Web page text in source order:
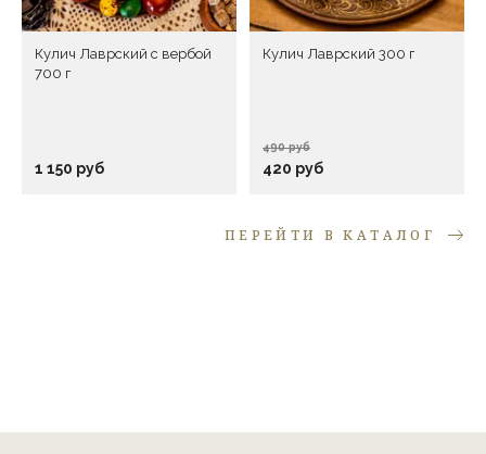
Перед публикацией отзывы проходят модерацию
ПЕРЕЙТИ В КАТАЛОГ
Кулич Лаврский с вербой
700 г
1 150 руб
Кулич Лаврский 300 г
490 руб
420 руб